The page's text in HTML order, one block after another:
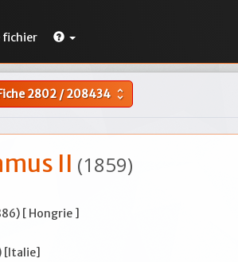
fichier
2802/208434 unfold_more
II (1859)
[ Hongrie ]
[Italie]